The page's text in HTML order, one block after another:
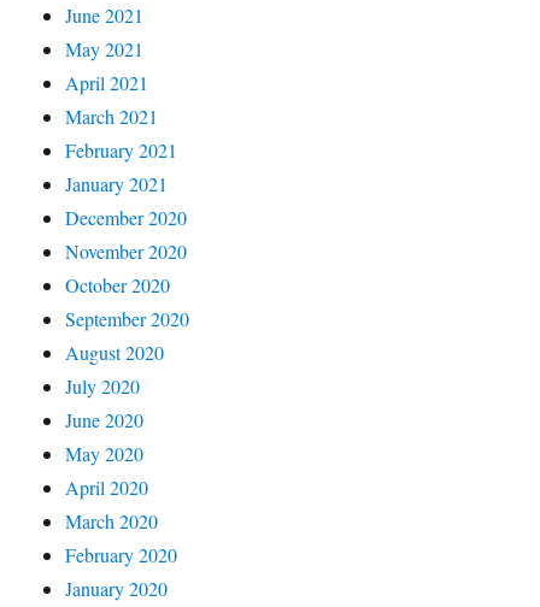
June 2021
May 2021
April 2021
March 2021
February 2021
January 2021
December 2020
November 2020
October 2020
September 2020
August 2020
July 2020
June 2020
May 2020
April 2020
March 2020
February 2020
January 2020